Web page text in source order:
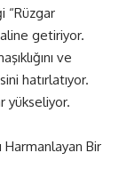
“Rüzgar
getiriyor.
ve
hatırlatıyor.
yükseliyor.